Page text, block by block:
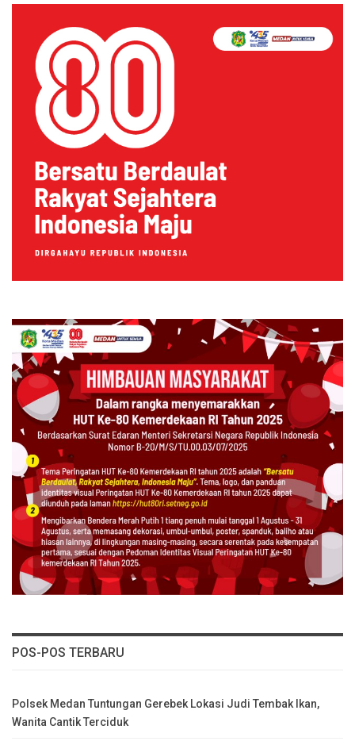
POS-POS TERBARU
Polsek Medan Tuntungan Gerebek Lokasi Judi Tembak Ikan,
Wanita Cantik Terciduk